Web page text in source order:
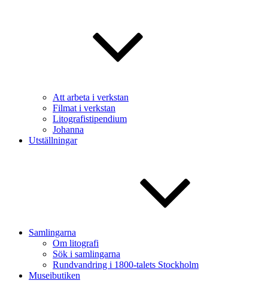
Att arbeta i verkstan
Filmat i verkstan
Litografistipendium
Johanna
Utställningar
Samlingarna
Om litografi
Sök i samlingarna
Rundvandring i 1800-talets Stockholm
Museibutiken